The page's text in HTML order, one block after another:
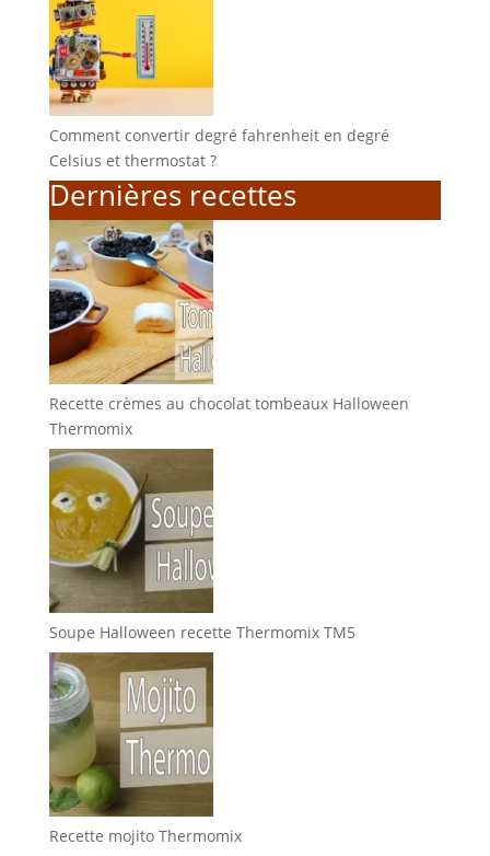
Comment convertir degré fahrenheit en degré
Celsius et thermostat ?
Dernières recettes
Recette crèmes au chocolat tombeaux Halloween
Thermomix
Soupe Halloween recette Thermomix TM5
Recette mojito Thermomix